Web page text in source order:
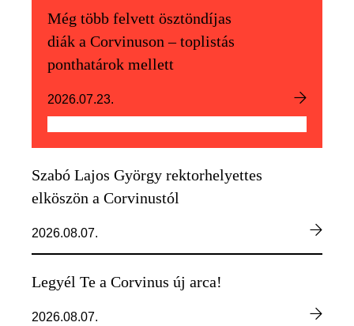
Még több felvett ösztöndíjas
diák a Corvinuson – toplistás
ponthatárok mellett
2026.07.23.
Szabó Lajos György rektorhelyettes
elköszön a Corvinustól
2026.08.07.
Legyél Te a Corvinus új arca!
2026.08.07.